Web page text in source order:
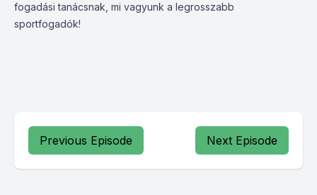
fogadási tanácsnak, mi vagyunk a legrosszabb
sportfogadók!
Previous Episode Next Episode